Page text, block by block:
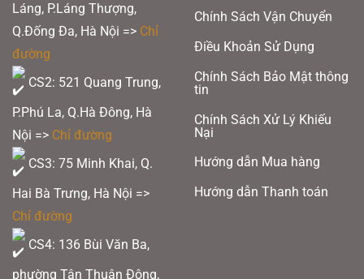
Láng, P.Láng Thượng,
Q.Đống Đa, Hà Nội => Chỉ
đường
CS2: 521 Quang Trung,
P.Phú La, Q.Hà Đông, Hà
Nội => Chỉ đường
CS3: 75 Minh Khai, Q.
Hai Bà Trưng, Hà Nội =>
Chỉ đường
CS4: 136 Bùi Văn Ba,
phường Tân Thuận Đông,
Chính Sách Vận Chuyển
Điều Khoản Sử Dụng
Chính Sách Bảo Mật thông
tin
Chính Sách Xử Lý Khiếu
Nại
Hướng dẫn Mua hàng
Hướng dẫn Thanh toán